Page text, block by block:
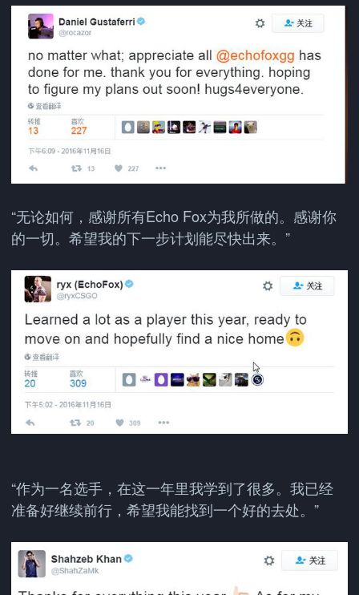
“无论如何，感谢所有Echo Fox为我所做的。感谢你
的一切。希望我的下一步计划能尽快出来。”
“作为一名选手，在这一年里我学到了很多。我已经
准备好继续前行，希望我能找到一个好的去处。”